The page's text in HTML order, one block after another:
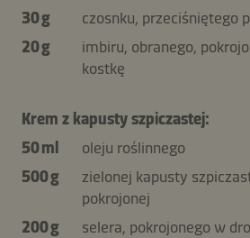
30 g
czosnku, przeciśniętego
20 g
imbiru, obranego,
kostkę
Krem z kapusty szpiczastej:
50 ml
oleju roślinnego
500 g
zielonej kapusty
pokrojonej
200 g
selera, pokrojonego w